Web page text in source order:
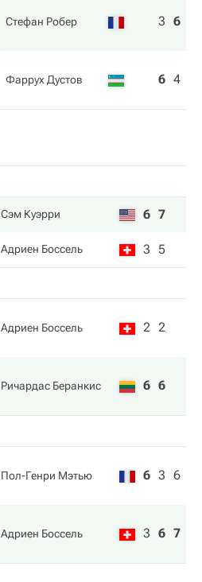
Стефан Робер 3 6
Фаррух Дустов 6 4
Сэм Куэрри 6 7
Адриен Боссель 3 5
Адриен Боссель 2 2
Ричардас Беранкис 6 6
Пол-Генри Мэтью 6 3 6
Адриен Боссель 3 6 7